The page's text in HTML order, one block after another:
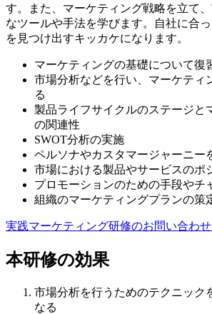
す。また、マーケティング戦略を立て
なツールや手法を学びます。自社に合
を見つけ出すキッカケになります。
マーケティングの基礎について復
市場分析などを行い、マーケティ
る
製品ライフサイクルのステージと
の関連性
SWOT分析の実施
ペルソナやカスタマージャーニー
市場における製品やサービスのポ
プロモーションのための手段やチ
組織のマーケティングプランの策
実践マーケティング研修のお問い合わ
本研修の効果
市場分析を行うためのテクニック
なる